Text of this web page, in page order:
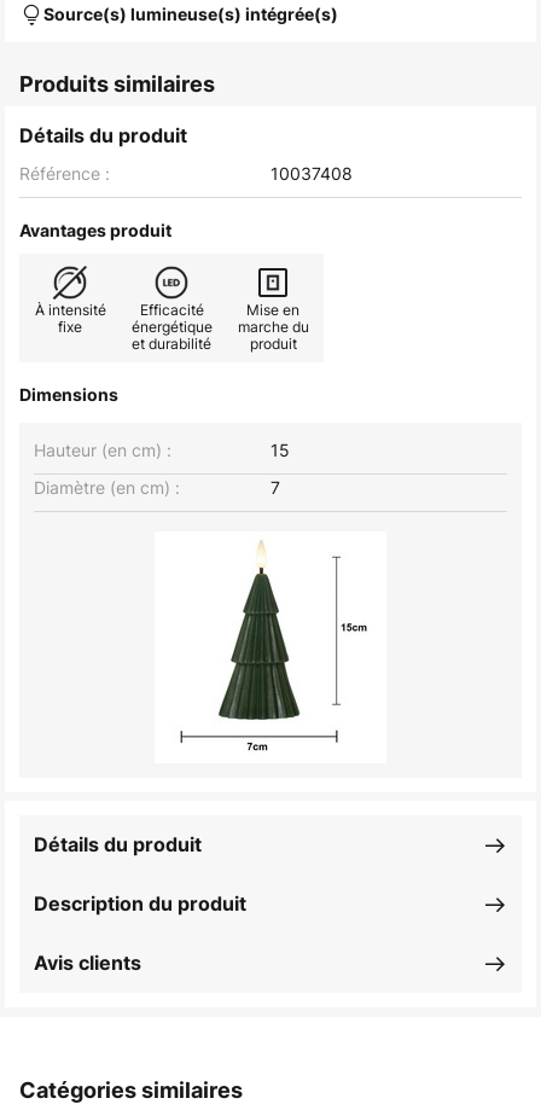
Source(s) lumineuse(s) intégrée(s)
Produits similaires
Détails du produit
Référence : 10037408
Avantages produit
À intensité
fixe
Efficacité
énergétique
et durabilité
Mise en
marche du
produit
Dimensions
Hauteur (en cm) :
15
Diamètre (en cm) :
7
Description du produit
Détails du produit
Avis clients
Catégories similaires